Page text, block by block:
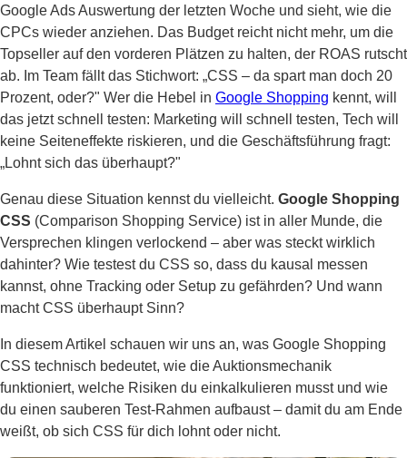
Google Ads Auswertung der letzten Woche und sieht, wie die
CPCs wieder anziehen. Das Budget reicht nicht mehr, um die
Topseller auf den vorderen Plätzen zu halten, der ROAS rutscht
ab. Im Team fällt das Stichwort: „CSS – da spart man doch 20
Prozent, oder?" Wer die Hebel in Google Shopping kennt, will
das jetzt schnell testen: Marketing will schnell testen, Tech will
keine Seiteneffekte riskieren, und die Geschäftsführung fragt:
„Lohnt sich das überhaupt?"
Genau diese Situation kennst du vielleicht. Google Shopping
CSS (Comparison Shopping Service) ist in aller Munde, die
Versprechen klingen verlockend – aber was steckt wirklich
dahinter? Wie testest du CSS so, dass du kausal messen
kannst, ohne Tracking oder Setup zu gefährden? Und wann
macht CSS überhaupt Sinn?
In diesem Artikel schauen wir uns an, was Google Shopping
CSS technisch bedeutet, wie die Auktionsmechanik
funktioniert, welche Risiken du einkalkulieren musst und wie
du einen sauberen Test-Rahmen aufbaust – damit du am Ende
weißt, ob sich CSS für dich lohnt oder nicht.